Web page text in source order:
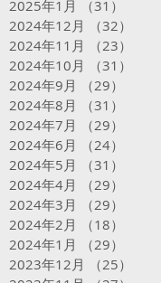
2025年1月
（31）
2024年12月
（32）
2024年11月
（23）
2024年10月
（31）
2024年9月
（29）
2024年8月
（31）
2024年7月
（29）
2024年6月
（24）
2024年5月
（31）
2024年4月
（29）
2024年3月
（29）
2024年2月
（18）
2024年1月
（29）
2023年12月
（25）